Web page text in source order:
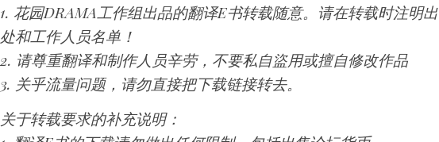
1. 花园DRAMA工作组出品的翻译E书转载随意。请在转载时注明出
处和工作人员名单！
2. 请尊重翻译和制作人员辛劳，不要私自盜用或擅自修改作品
3. 关乎流量问题，请勿直接把下载链接转去。
关于转载要求的补充说明：